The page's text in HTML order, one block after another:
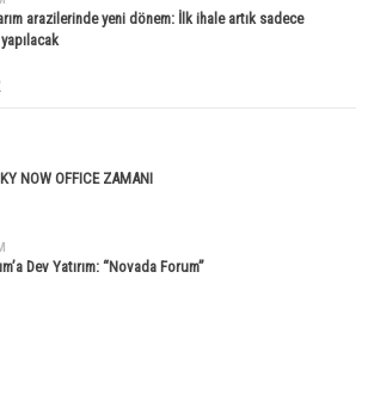
arazilerinde yeni dönem: İlk ihale artık sadece
NOW OFFICE ZAMANI
Dev Yatırım: “Novada Forum”